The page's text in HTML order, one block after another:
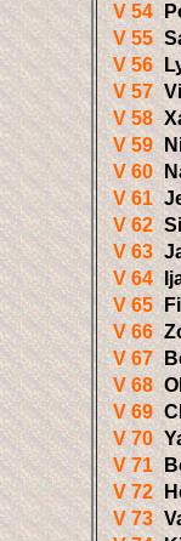
V 54
V 55
V 56
V 57
V 58
V 59
V 60
V 61
V 62
V 63
V 64
V 65
V 66
V 67
V 68
V 69
V 70
V 71
V 72
V 73